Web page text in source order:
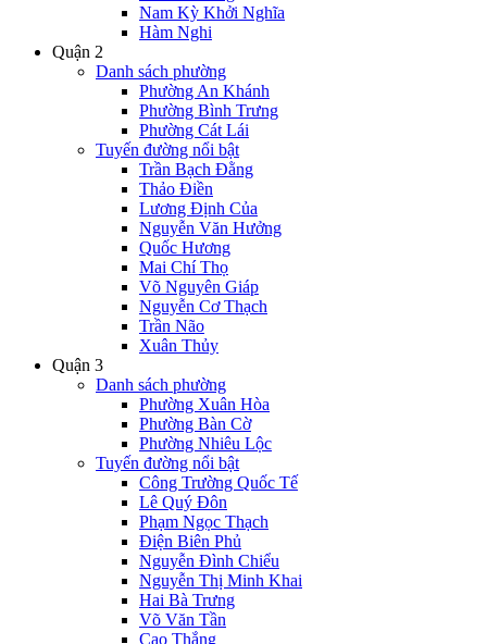
Nam Kỳ Khởi Nghĩa
Hàm Nghi
Quận 2
Danh sách phường
Phường An Khánh
Phường Bình Trưng
Phường Cát Lái
Tuyến đường nổi bật
Trần Bạch Đằng
Thảo Điền
Lương Định Của
Nguyễn Văn Hưởng
Quốc Hương
Mai Chí Thọ
Võ Nguyên Giáp
Nguyễn Cơ Thạch
Trần Não
Xuân Thủy
Quận 3
Danh sách phường
Phường Xuân Hòa
Phường Bàn Cờ
Phường Nhiêu Lộc
Tuyến đường nổi bật
Công Trường Quốc Tế
Lê Quý Đôn
Phạm Ngọc Thạch
Điện Biên Phủ
Nguyễn Đình Chiểu
Nguyễn Thị Minh Khai
Hai Bà Trưng
Võ Văn Tần
Cao Thắng